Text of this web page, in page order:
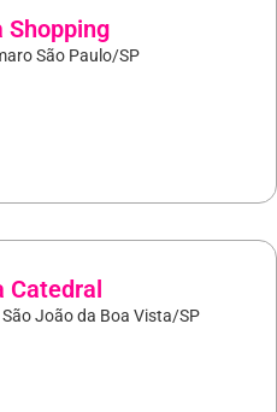
Shopping
São Paulo/SP
Catedral
João da Boa Vista/SP